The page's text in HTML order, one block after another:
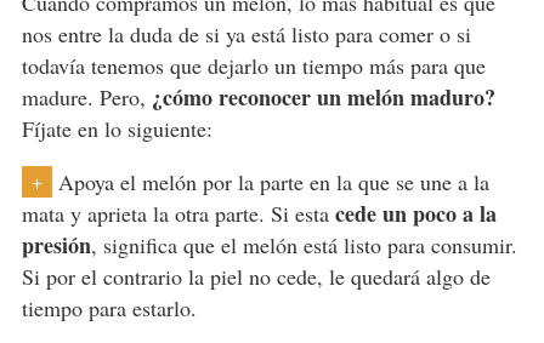
nos entre la duda de si ya está listo para comer o si
todavía tenemos que dejarlo un tiempo más para que
madure. Pero, ¿cómo reconocer un melón maduro?
Fíjate en lo siguiente:
+
Apoya el melón por la parte en la que se une a la
mata y aprieta la otra parte. Si esta cede un poco a la
presión, significa que el melón está listo para consumir.
Si por el contrario la piel no cede, le quedará algo de
tiempo para estarlo.